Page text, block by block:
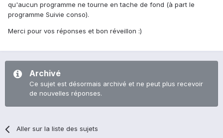
qu'aucun programme ne tourne en tache de fond (à part le
programme Suivie conso).
Merci pour vos réponses et bon réveillon :)
Archivé
Ce sujet est désormais archivé et ne peut plus recevoir
de nouvelles réponses.
Aller sur la liste des sujets